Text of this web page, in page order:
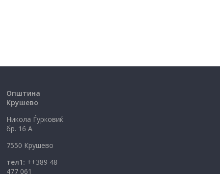
Општина
Крушево
Никола Ѓурковиќ
бр. 16 А
7550 Крушево
тел1: ++389 48
477 061